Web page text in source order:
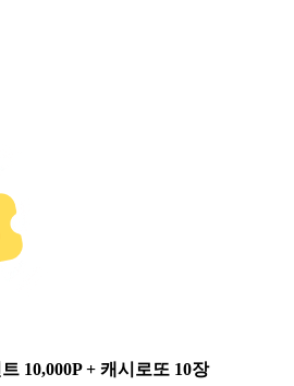
10,000P + 캐시로또 10장